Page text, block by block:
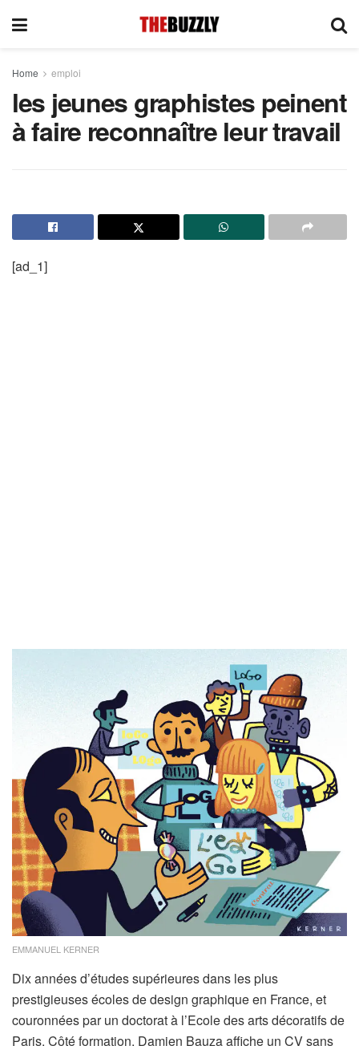
Home emploi
les jeunes graphistes peinent
à faire reconnaître leur travail
[ad_1]
EMMANUEL KERNER
Dix années d’études supérieures dans les plus
prestigieuses écoles de design graphique en France, et
couronnées par un doctorat à l’Ecole des arts décoratifs de
Paris. Côté formation, Damien Bauza affiche un CV sans